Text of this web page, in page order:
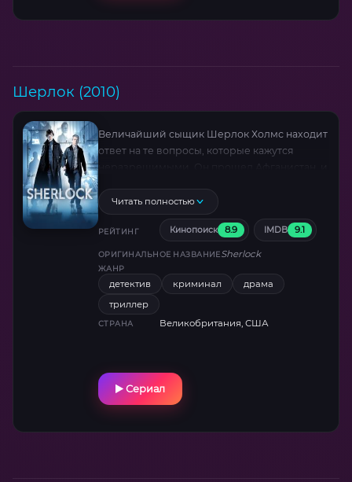
Шерлок (2010)
Величайший сыщик Шерлок Холмс находит
ответ на те вопросы, которые кажутся
Ватсоном он поселился в доме у миссис
Хадсон. Ловко используя методы анализа и
дедукции, парочка раскрывает самые
необъяснимые убийства, над которыми
ломает голову английская полиция.
Читать полностью
РЕЙТИНГ Кинопоиск 8.9 IMDB 9.1
ОРИГИНАЛЬНОЕ НАЗВАНИЕSherlock
ЖАНР
детектив криминал
драма
триллер
СТРАНА Великобритания, США
Сериал